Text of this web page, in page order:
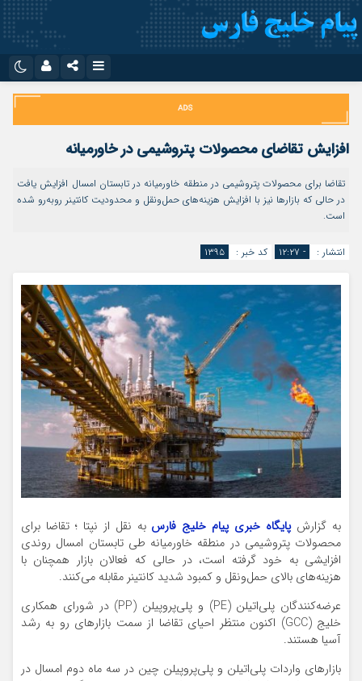
اینستاگرام
تلگرام
سروش
ایتا
اپلیکیشن
نام کاربری یا نشانی ایمیل
رمز عبور
مرا به خاطر بسپار
افزایش تقاضای محصولات پتروشیمی در خاورمیانه
تقاضا برای محصولات پتروشیمی در منطقه خاورمیانه در تابستان امسال افزایش یافت
در حالی که بازارها نیز با افزایش هزینه‌های حمل‌ونقل و محدودیت کانتینر روبه‌رو شده
است.
انتشار : - ۱۲:۲۷ کد خبر : ۱۳۹۵
به گزارش پایگاه خبری پیام خلیج فارس به نقل از نپتا ؛ تقاضا برای
محصولات پتروشیمی در منطقه خاورمیانه طی تابستان امسال روندی
افزایشی به خود گرفته است، در حالی که فعالان بازار همچنان با
هزینه‌های بالای حمل‌ونقل و کمبود شدید کانتینر مقابله می‌کنند.
عرضه‌کنندگان پلی‌اتیلن (PE) و پلی‌پروپیلن (PP) در شورای همکاری
خلیج (GCC) اکنون منتظر احیای تقاضا از سمت بازارهای رو به رشد
آسیا هستند.
بازارهای واردات پلی‌اتیلن و پلی‌پروپیلن چین در سه ماه دوم امسال در